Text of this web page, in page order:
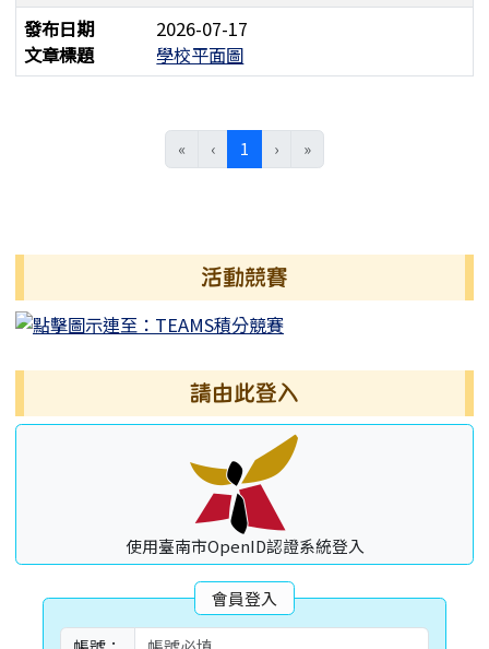
發布日期
2026-07-17
文章標題
學校平面圖
« ‹ 1 (目前頁次)
› »
活動競賽
請由此登入
使用臺南市OpenID認證系統登入
會員登入